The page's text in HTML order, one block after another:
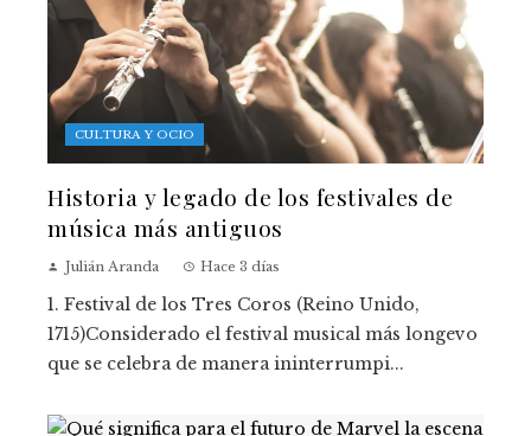
CULTURA Y OCIO
Historia y legado de los festivales de
música más antiguos
Julián Aranda Hace 3 días
1. Festival de los Tres Coros (Reino Unido,
1715)Considerado el festival musical más longevo
que se celebra de manera ininterrumpi...